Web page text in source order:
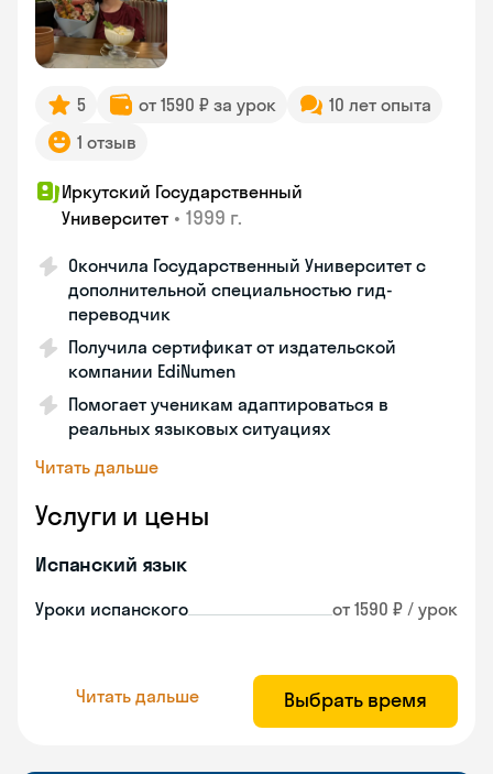
5 от 1590 ₽ за урок
10 лет опыта
1 отзыв
Иркутский Государственный
Университет • 1999 г.
Окончила Государственный Университет с
дополнительной специальностью гид-
переводчик
Получила сертификат от издательской
компании EdiNumen
Помогает ученикам адаптироваться в
реальных языковых ситуациях
Читать дальше
Услуги и цены
Испанский язык
Уроки испанского от 1590 ₽ / урок
Читать дальше Выбрать время